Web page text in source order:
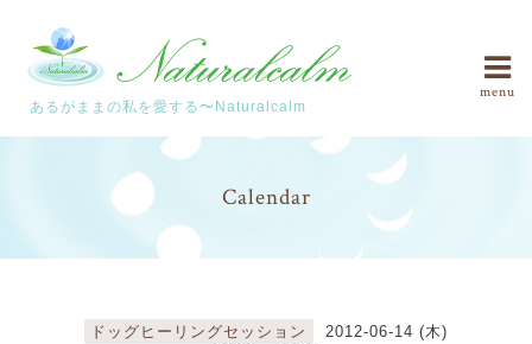
あるがままの私を愛する〜Naturalcalm
menu
Calendar
ドッグヒーリングセッション
2012-06-14 (木)